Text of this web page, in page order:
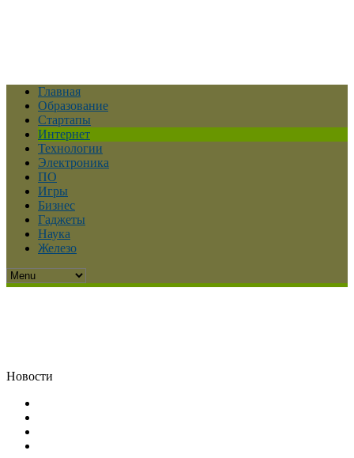
Главная
Образование
Стартапы
Интернет
Технологии
Электроника
ПО
Игры
Бизнес
Гаджеты
Наука
Железо
Новости